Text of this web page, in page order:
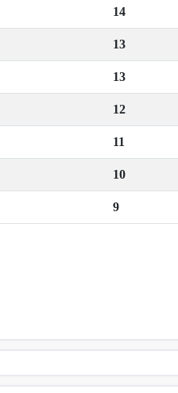
14
13
13
12
11
10
9